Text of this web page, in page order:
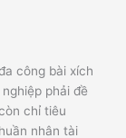
công bài xích
phải đề
chỉ tiêu
nhân tài